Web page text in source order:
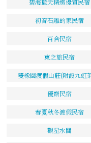
初音石雕的家民宿
百合民宿
東之旅民宿
雙橡園渡假山莊(附設九虹
優齋民宿
春夏秋冬渡假民宿
觀星水閣